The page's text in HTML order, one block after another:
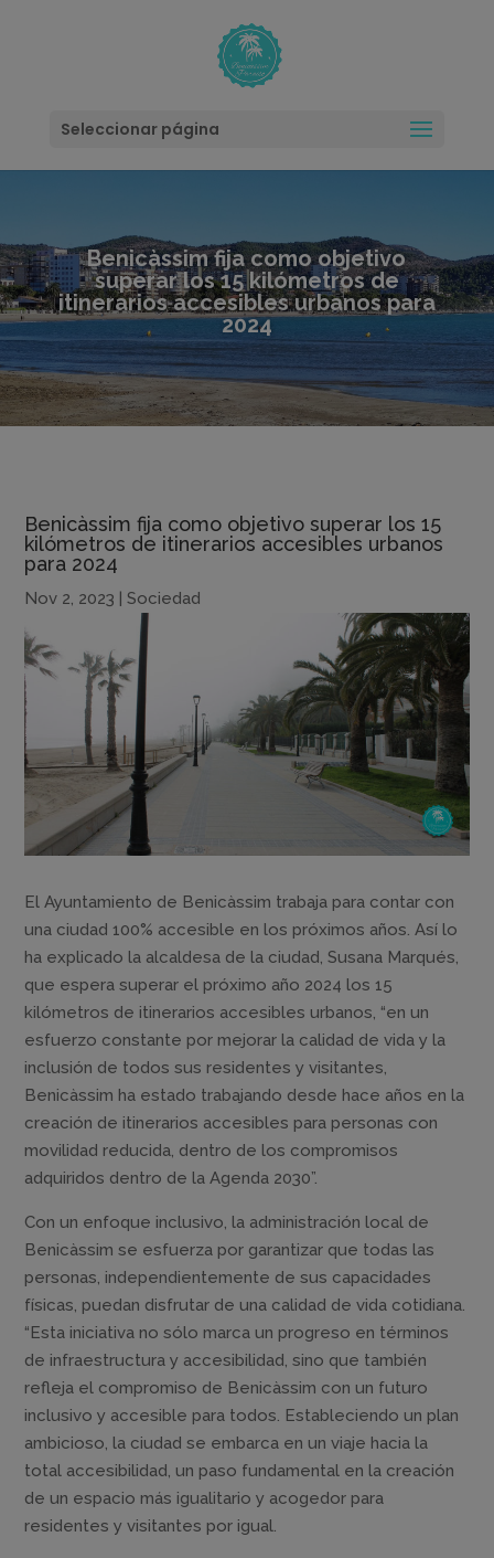
Seleccionar página
Benicàssim fija como objetivo
superar los 15 kilómetros de
itinerarios accesibles urbanos para
2024
Benicàssim fija como objetivo superar los 15
kilómetros de itinerarios accesibles urbanos
para 2024
Nov 2, 2023 |Sociedad
El Ayuntamiento de Benicàssim trabaja para contar con
una ciudad 100% accesible en los próximos años. Así lo
ha explicado la alcaldesa de la ciudad, Susana Marqués,
que espera superar el próximo año 2024 los 15
kilómetros de itinerarios accesibles urbanos, “en un
esfuerzo constante por mejorar la calidad de vida y la
inclusión de todos sus residentes y visitantes,
Benicàssim ha estado trabajando desde hace años en la
creación de itinerarios accesibles para personas con
movilidad reducida, dentro de los compromisos
adquiridos dentro de la Agenda 2030”.
Con un enfoque inclusivo, la administración local de
Benicàssim se esfuerza por garantizar que todas las
personas, independientemente de sus capacidades
físicas, puedan disfrutar de una calidad de vida cotidiana.
“Esta iniciativa no sólo marca un progreso en términos
de infraestructura y accesibilidad, sino que también
refleja el compromiso de Benicàssim con un futuro
inclusivo y accesible para todos. Estableciendo un plan
ambicioso, la ciudad se embarca en un viaje hacia la
total accesibilidad, un paso fundamental en la creación
de un espacio más igualitario y acogedor para
residentes y visitantes por igual.